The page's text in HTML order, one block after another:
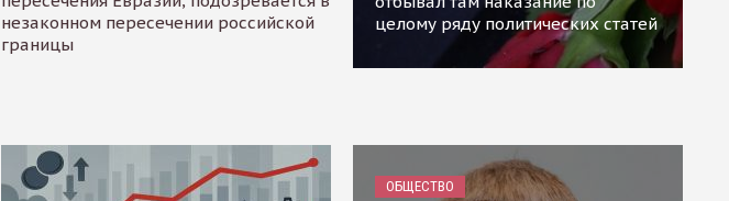
незаконном пересечении российской
границы
целому ряду политических статей
ОБЩЕСТВО